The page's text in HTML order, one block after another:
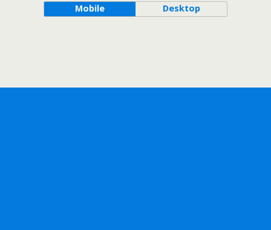
Mobile Desktop